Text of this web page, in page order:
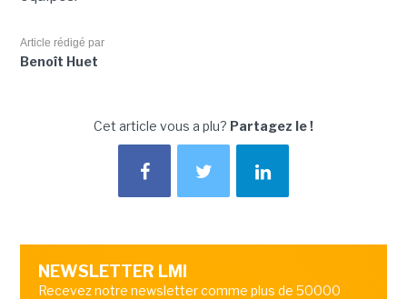
Article rédigé par
Benoît Huet
Cet article vous a plu? Partagez le !
NEWSLETTER LMI
Recevez notre newsletter comme plus de 50000